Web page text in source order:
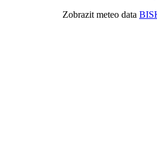
Zobrazit meteo data